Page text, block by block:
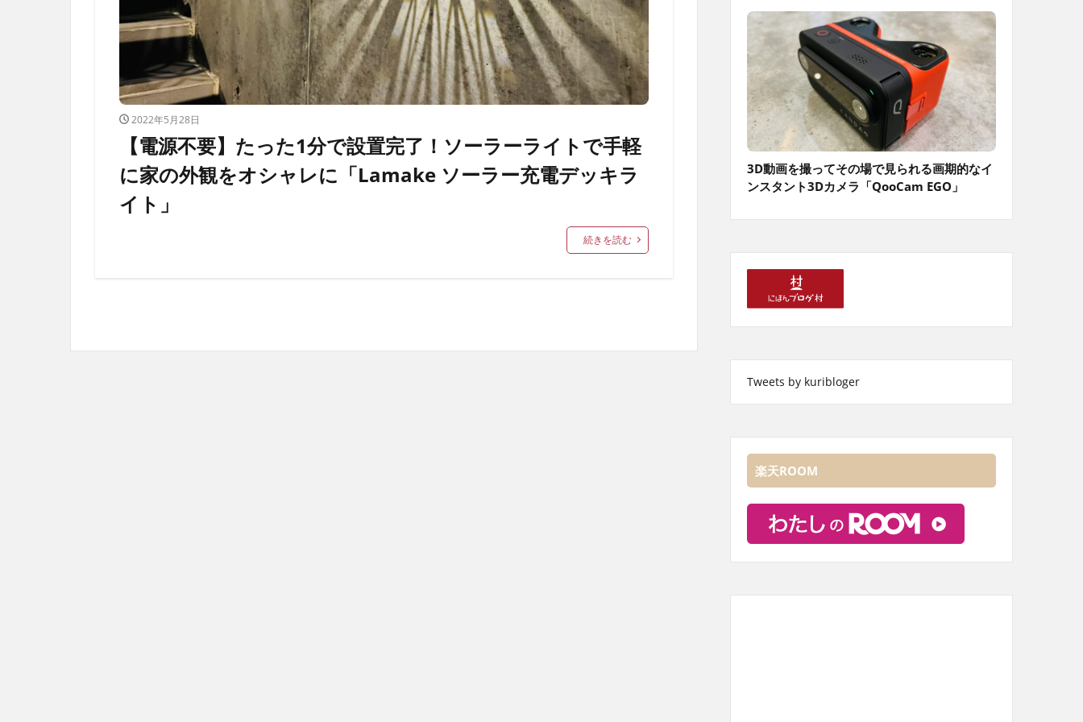
2022年5月28日
【電源不要】たった1分で設置完了！ソーラーライトで手軽
に家の外観をオシャレに「Lamake ソーラー充電デッキラ
イト」
続きを読む
3D動画を撮ってその場で見られる画期的なイ
ンスタント3Dカメラ「QooCam EGO」
Tweets by kuribloger
楽天ROOM